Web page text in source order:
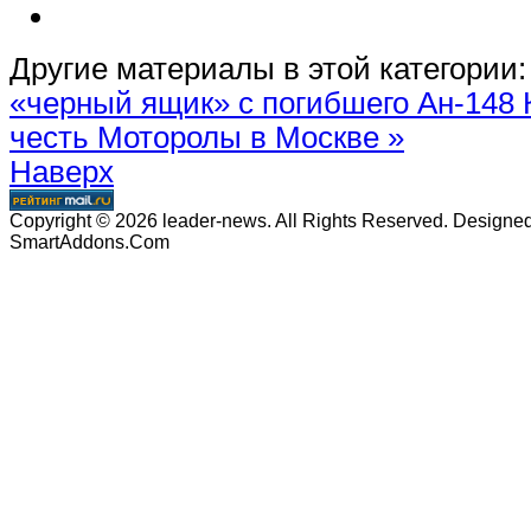
Другие материалы в этой категории:
«черный ящик» с погибшего Ан-148
честь Моторолы в Москве »
Наверх
Copyright © 2026 leader-news. All Rights Reserved.
SmartAddons.Com